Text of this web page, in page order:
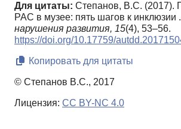
Для цитаты: Степанов, В.С. (2017).
РАС в музее: пять шагов к инклюзии .
нарушения развития, 15(4), 53–56.
https://doi.org/10.17759/
Копировать для цитаты
© Степанов В.С., 2017
Лицензия: CC BY-NC 4.0